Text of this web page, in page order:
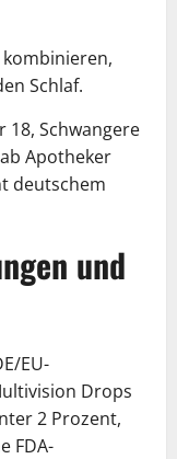
Schlaf.
Schwangere
Apotheker
deutschem
und
EU-
Drops
2 Prozent,
FDA-